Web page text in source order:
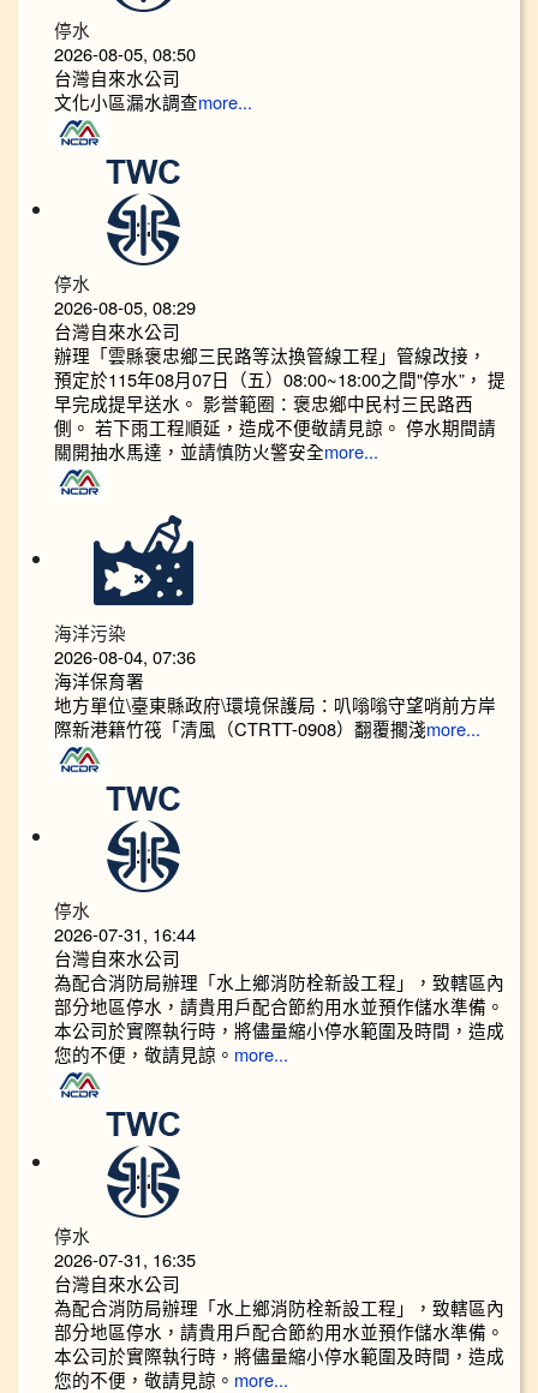
停水
2026-08-05, 08:50
台灣自來水公司
文化小區漏水調查more...
停水
2026-08-05, 08:29
台灣自來水公司
辦理「雲縣褒忠鄉三民路等汰換管線工程」管線改接，
預定於115年08月07日（五）08:00~18:00之間"停水”， 提
早完成提早送水。 影誉範圈：褒忠鄉中民村三民路西
側。 若下雨工程順延，造成不便敬請見諒。 停水期間請
關開抽水馬達，並請慎防火警安全more...
海洋污染
2026-08-04, 07:36
海洋保育署
地方單位\臺東縣政府\環境保護局：叭嗡嗡守望哨前方岸
際新港籍竹筏「清風（CTRTT-0908）翻覆擱淺more...
停水
2026-07-31, 16:44
台灣自來水公司
為配合消防局辦理「水上鄉消防栓新設工程」，致轄區內
部分地區停水，請貴用戶配合節約用水並預作儲水準備。
本公司於實際執行時，將儘量縮小停水範圍及時間，造成
您的不便，敬請見諒。 more...
停水
2026-07-31, 16:35
台灣自來水公司
為配合消防局辦理「水上鄉消防栓新設工程」，致轄區內
部分地區停水，請貴用戶配合節約用水並預作儲水準備。
本公司於實際執行時，將儘量縮小停水範圍及時間，造成
您的不便，敬請見諒。 more...